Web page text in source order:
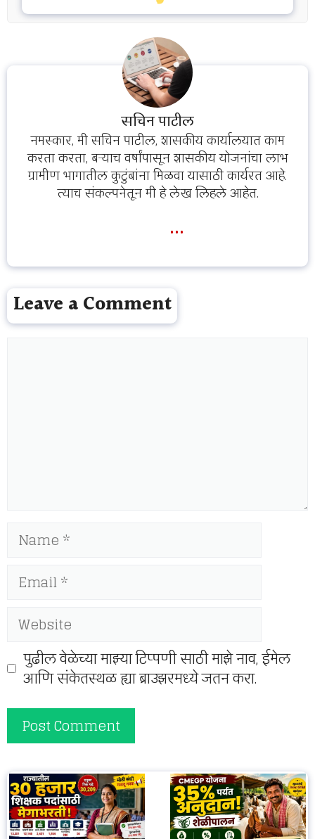
सचिन पाटील
नमस्कार, मी सचिन पाटील, शासकीय कार्यालयात काम
करता करता, बऱ्याच वर्षांपासून शासकीय योजनांचा लाभ
ग्रामीण भागातील कुटुंबांना मिळवा यासाठी कार्यरत आहे.
त्याच संकल्पनेतून मी हे लेख लिहले आहेत.
...
Leave a Comment
Name
Email
Website
पुढील वेळेच्या माझ्या टिप्पणी साठी माझे नाव, ईमेल
आणि संकेतस्थळ ह्या ब्राउझरमध्ये जतन करा.